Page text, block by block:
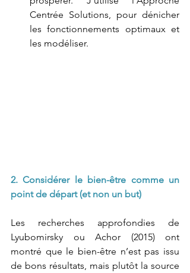
Centrée Solutions, pour dénicher
les fonctionnements optimaux et
les modéliser.
2. Considérer le bien-être comme un
point de départ (et non un but)
Les recherches approfondies de
Lyubomirsky ou Achor (2015) ont
montré que le bien-être n’est pas issu
de bons résultats, mais plutôt la source